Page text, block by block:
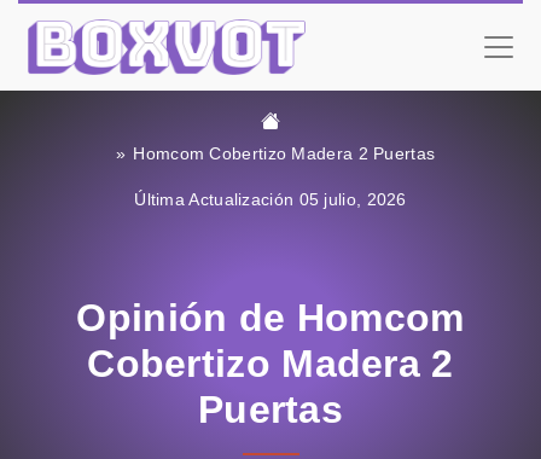
Homcom Cobertizo Madera 2 Puertas
Última Actualización 05 julio, 2026
Opinión de Homcom
Cobertizo Madera 2
Puertas